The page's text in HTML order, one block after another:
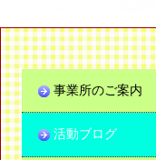
事業所のご案内
活動ブログ